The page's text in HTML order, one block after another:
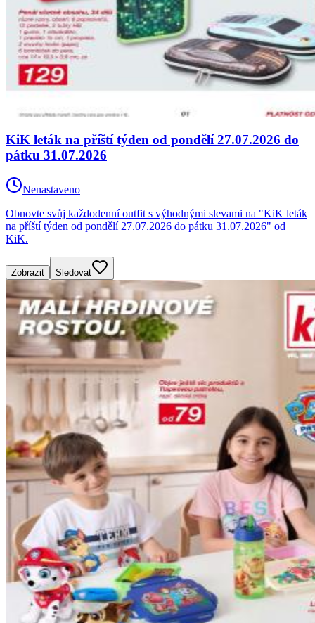
KiK leták na příští týden od pondělí 27.07.2026 do
pátku 31.07.2026
Nenastaveno
Obnovte svůj každodenní outfit s výhodnými slevami na "KiK leták
na příští týden od pondělí 27.07.2026 do pátku 31.07.2026" od
KiK.
Zobrazit Sledovat